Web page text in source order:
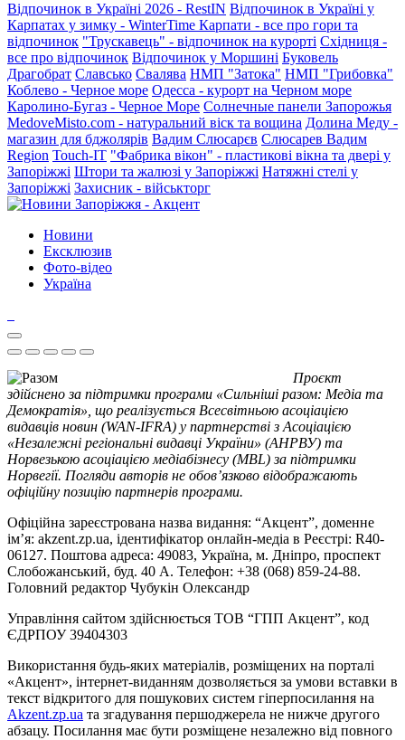
Відпочинок в Україні 2026 - RestIN Відпочинок в Україні у
Карпатах у зимку - WinterTime Карпати - все про гори та
відпочинок "Трускавець" - відпочинок на курорті Східниця -
все про відпочинок Відпочинок у Моршині Буковель
Драгобрат Славсько Свалява НМП "Затока" НМП "Грибовка"
Коблево - Черное море Одесса - курорт на Черном море
Каролино-Бугаз - Черное Море Солнечные панели Запорожья
MedoveMisto.com - натуральний віск та вощина Долина Меду -
магазин для бджолярів Вадим Слюсарєв Слюсарев Вадим
Region Touch-IT "Фабрика вікон" - пластикові вікна та двері у
Запоріжжі Штори та жалюзі у Запоріжжі Натяжні стелі у
Запоріжжі Захисник - військторг
Новини
Ексклюзив
Фото-відео
Україна
Проєкт
здійснено за підтримки програми «Сильніші разом: Медіа та
Демократія», що реалізується Всесвітньою асоціацією
видавців новин (WAN-IFRA) у партнерстві з Асоціацією
«Незалежні регіональні видавці України» (АНРВУ) та
Норвезькою асоціацією медіабізнесу (MBL) за підтримки
Норвегії. Погляди авторів не обов’язково відображають
офіційну позицію партнерів програми.
Офіційна зареєстрована назва видання: “Акцент”, доменне
ім’я: akzent.zp.ua, ідентифікатор онлайн-медіа в Реєстрі: R40-
06127. Поштова адреса: 49083, Україна, м. Дніпро, проспект
Слобожанський, буд. 40 А. Телефон: +38 (068) 859-24-88.
Головний редактор Чубукін Олександр
Управління сайтом здійснюється ТОВ “ГПП Акцент”, код
ЄДРПОУ 39404303
Використання будь-яких матеріалів, розміщених на порталі
«Акцент», інтернет-виданням дозволяється за умови вставки в
текст відкритого для пошукових систем гіперпосилання на
Akzent.zp.ua та згадування першоджерела не нижче другого
абзацу. Посилання має бути розміщене незалежно від повного